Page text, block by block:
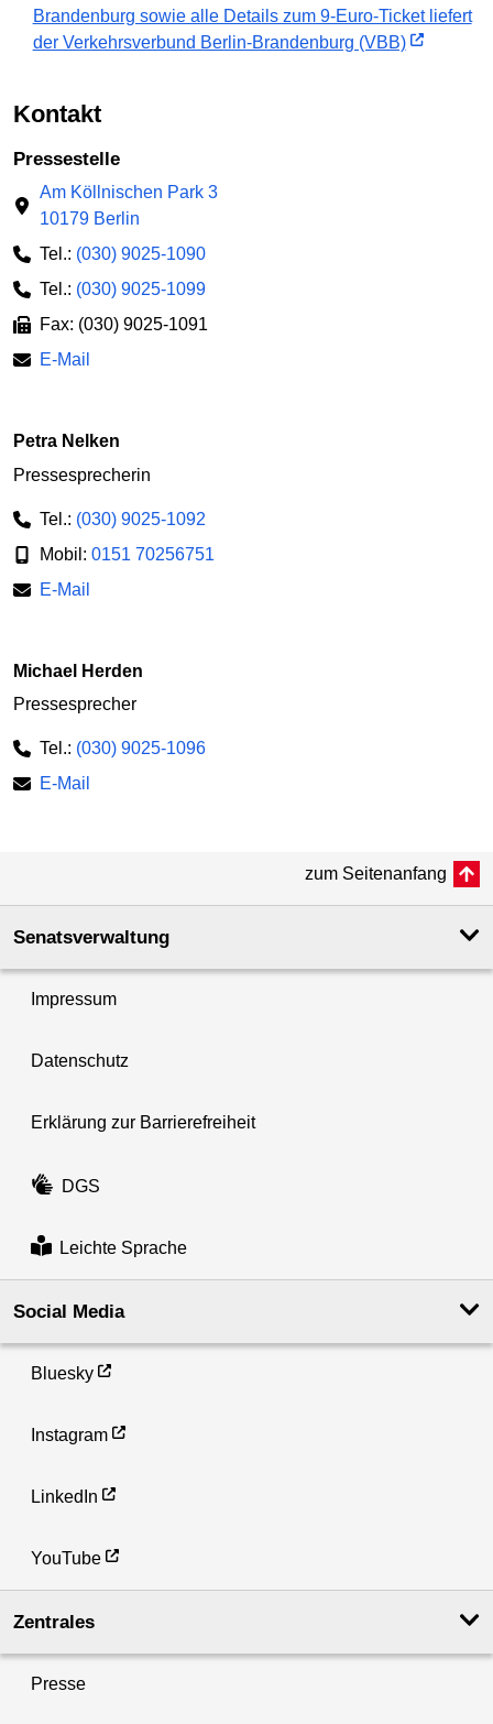
Brandenburg sowie alle Details zum 9-Euro-Ticket liefert
der Verkehrsverbund Berlin-Brandenburg (VBB)
Kontakt
Pressestelle
Am Köllnischen Park 3
10179 Berlin
Tel.: (030) 9025-1090
Tel.: (030) 9025-1099
Fax: (030) 9025-1091
E-Mail
Petra Nelken
Pressesprecherin
Tel.: (030) 9025-1092
Mobil: 0151 70256751
E-Mail
Michael Herden
Pressesprecher
Tel.: (030) 9025-1096
E-Mail
zum Seitenanfang
Senatsverwaltung
Impressum
Datenschutz
Erklärung zur Barrierefreiheit
DGS
Leichte Sprache
Social Media
Bluesky
Instagram
LinkedIn
YouTube
Zentrales
Presse